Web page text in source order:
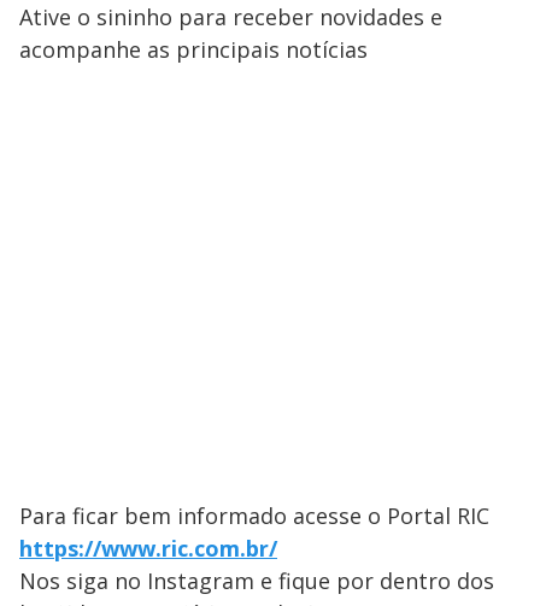
Ative o sininho para receber novidades e
acompanhe as principais notícias
Para ficar bem informado acesse o Portal RIC
https://www.ric.com.br/
Nos siga no Instagram e fique por dentro dos